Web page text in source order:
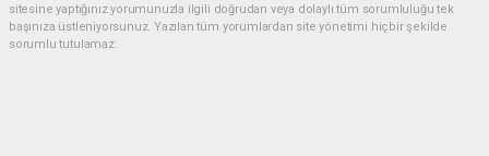
sitesine yaptığınız yorumunuzla ilgili doğrudan veya dolaylı tüm sorumluluğu tek
başınıza üstleniyorsunuz. Yazılan tüm yorumlardan site yönetimi hiçbir şekilde
sorumlu tutulamaz.